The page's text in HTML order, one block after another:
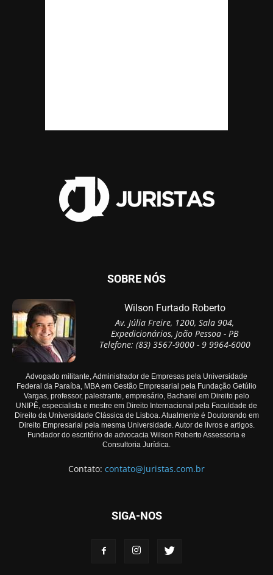
SOBRE NÓS
Wilson Furtado Roberto
Av. Júlia Freire, 1200, Sala 904,
Expedicionários, João Pessoa - PB
Telefone: (83) 3567-9000 - 9 9964-6000
Advogado militante, Administrador de Empresas pela Universidade
Federal da Paraíba, MBA em Gestão Empresarial pela Fundação Getúlio
Vargas, professor, palestrante, empresário, Bacharel em Direito pelo
UNIPÊ, especialista e mestre em Direito Internacional pela Faculdade de
Direito da Universidade Clássica de Lisboa. Atualmente é Doutorando em
Direito Empresarial pela mesma Universidade. Autor de livros e artigos.
Fundador do escritório de advocacia Wilson Roberto Assessoria e
Consultoria Jurídica.
Contato: contato@juristas.com.br
SIGA-NOS